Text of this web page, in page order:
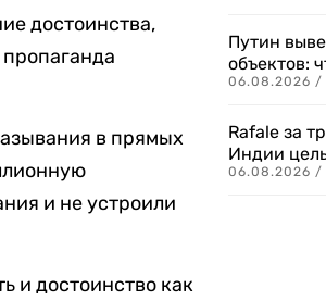
достоинства,
в прямых
и не устроили
и достоинство как
Путин
объектов:
06.08.2026 /
Rafale за
Индии
06.08.2026 /